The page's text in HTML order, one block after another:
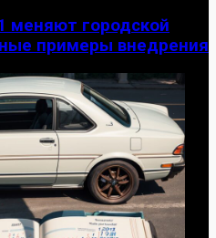
меняют городской
примеры внедрения